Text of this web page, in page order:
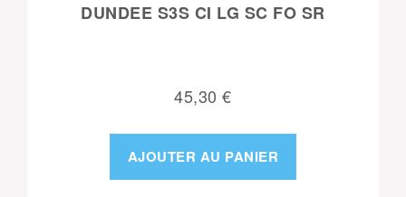
DUNDEE S3S CI LG SC FO SR
45,30 €
AJOUTER AU PANIER